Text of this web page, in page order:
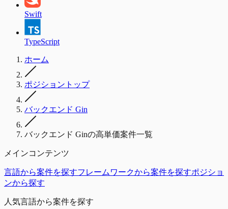
Swift
TypeScript
ホーム
ポジショントップ
バックエンド Gin
バックエンド Ginの高単価案件一覧
メインコンテンツ
言語から案件を探すフレームワークから案件を探すポジショ
ンから探す
人気言語から案件を探す